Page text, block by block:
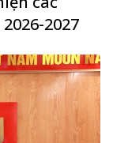
2027